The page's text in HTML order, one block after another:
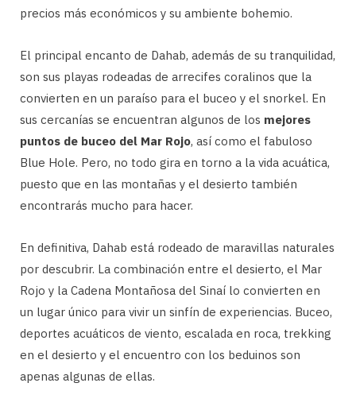
precios más económicos y su ambiente bohemio.
El principal encanto de Dahab, además de su tranquilidad,
son sus playas rodeadas de arrecifes coralinos que la
convierten en un paraíso para el buceo y el snorkel. En
sus cercanías se encuentran algunos de los mejores
puntos de buceo del Mar Rojo, así como el fabuloso
Blue Hole. Pero, no todo gira en torno a la vida acuática,
puesto que en las montañas y el desierto también
encontrarás mucho para hacer.
En definitiva, Dahab está rodeado de maravillas naturales
por descubrir. La combinación entre el desierto, el Mar
Rojo y la Cadena Montañosa del Sinaí lo convierten en
un lugar único para vivir un sinfín de experiencias. Buceo,
deportes acuáticos de viento, escalada en roca, trekking
en el desierto y el encuentro con los beduinos son
apenas algunas de ellas.